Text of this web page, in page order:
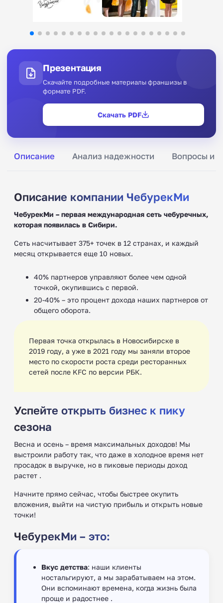
Описание Анализ надежности Вопросы и
Описание компании ЧебурекМи
ЧебурекМи – первая международная сеть чебуречных,
которая появилась в Сибири.
Сеть насчитывает 375+ точек в 12 странах, и каждый
месяц открывается еще 10 новых.
40% партнеров управляют более чем одной
точкой, окупившись с первой.
20-40% – это процент дохода наших партнеров от
общего оборота.
Первая точка открылась в Новосибирске в
2019 году, а уже в 2021 году мы заняли второе
место по скорости роста среди ресторанных
сетей после KFC по версии РБК.
Успейте открыть бизнес к пику
сезона
Весна и осень – время максимальных доходов! Мы
выстроили работу так, что даже в холодное время нет
просадок в выручке, но в пиковые периоды доход
растет .
Начните прямо сейчас, чтобы быстрее окупить
вложения, выйти на чистую прибыль и открыть новые
точки!
ЧебурекМи – это:
Вкус детства: наши клиенты
ностальгируют, а мы зарабатываем на этом.
Они вспоминают времена, когда жизнь была
проще и радостнее .
Презентация
Скачайте подробные материалы франшизы в
формате PDF.
Скачать PDF